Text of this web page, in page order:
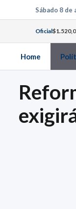
al
contenido
Sábado 8 de
Oficial
Home